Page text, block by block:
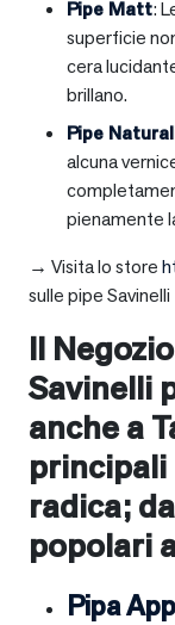
Pipe Matt:
superficie
cera
brillano.
Pipe
alcuna
pienamente
→ Visita lo store
sulle pipe Savinelli
Il
Savinelli
anche a
principali
radica;
popolari
Pipa